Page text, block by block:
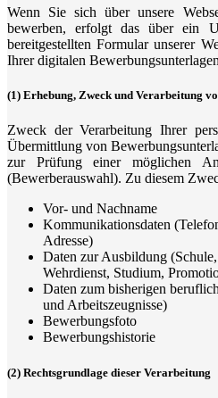
Wenn Sie sich über unsere
bewerben, erfolgt das über ein
bereitgestellten Formular unserer
Ihrer digitalen
(1) Erhebung, Zweck und Verarbeitung
Zweck der Verarbeitung Ihrer
Übermittlung von
zur Prüfung einer möglichen
(Bewerberauswahl). Zu diesem
Vor- und Nachname
Kommunikationsdaten
Adresse)
Daten zur Ausbildung
Wehrdienst, Studium,
Daten zum bisherigen
und Arbeitszeugnisse)
Bewerbungsfoto
Bewerbungshistorie
(2) Rechtsgrundlage dieser Verarbeitung